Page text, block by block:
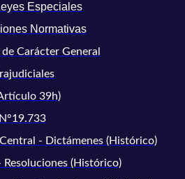
Especiales
Normativas
Carácter General
39h)
- Dictámenes (Histórico)
Resoluciones (Histórico)